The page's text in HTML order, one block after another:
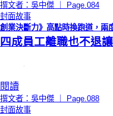
撰文者：吳中傑 ｜ Page.084
封面故事
創業決斷力》高點時換跑道，兩
四成員工離職也不退
閱讀
撰文者：吳中傑 ｜ Page.088
封面故事